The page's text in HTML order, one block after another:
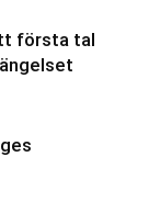
första tal